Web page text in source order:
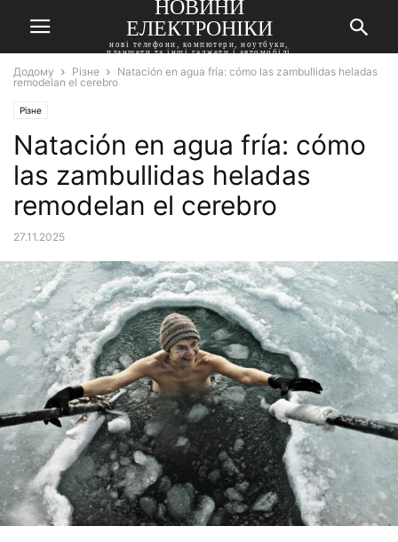
НОВИНИ
ЕЛЕКТРОНІКИ
нові телефони, компютери, ноутбуки,
планшети та інші гаджети і автомобілі
Додому Різне
Natación en agua fría: cómo las zambullidas heladas
remodelan el cerebro
Різне
Natación en agua fría: cómo
las zambullidas heladas
remodelan el cerebro
27.11.2025